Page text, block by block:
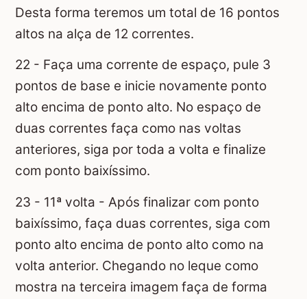
Desta forma teremos um total de 16 pontos
altos na alça de 12 correntes.
22 - Faça uma corrente de espaço, pule 3
pontos de base e inicie novamente ponto
alto encima de ponto alto. No espaço de
duas correntes faça como nas voltas
anteriores, siga por toda a volta e finalize
com ponto baixíssimo.
23 - 11ª volta - Após finalizar com ponto
baixíssimo, faça duas correntes, siga com
ponto alto encima de ponto alto como na
volta anterior. Chegando no leque como
mostra na terceira imagem faça de forma